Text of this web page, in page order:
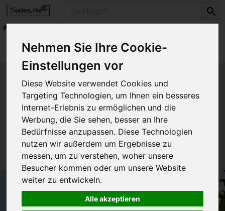
Nehmen Sie Ihre Cookie-
Einstellungen vor
Diese Website verwendet Cookies und
Targeting Technologien, um Ihnen ein besseres
Internet-Erlebnis zu ermöglichen und die
Werbung, die Sie sehen, besser an Ihre
Bedürfnisse anzupassen. Diese Technologien
nutzen wir außerdem um Ergebnisse zu
messen, um zu verstehen, woher unsere
Besucher kommen oder um unsere Website
weiter zu entwickeln.
Alle akzeptieren
Produkte Vorratskammer
Getreide & Müsli
Müsli & Krunchy
Produkt "Hafer-Schoko-Müsli"
nicht verfügbar.
Das von Ihnen gesuchte Produkt ist leider zur Zeit
nicht verfügbar.